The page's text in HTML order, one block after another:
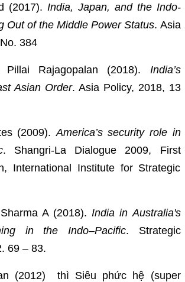
(2017). India, Japan, and the Indo-
Out of the Middle Power Status. Asia
384
Pillai Rajagopalan (2018). India’s
Asian Order. Asia Policy, 2018, 13
(2009). America’s security role in
. Shangri-La Dialogue 2009, First
International Institute for Strategic
A (2018). India in Australia's
in the Indo–Pacific. Strategic
69 – 83.
(2012) thì Siêu phức hệ (super